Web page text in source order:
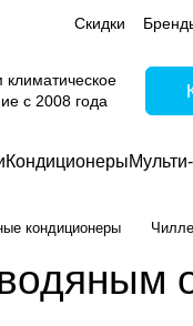
Скидки
климатическое
с 2008 года
Кондиционеры
кондиционеры